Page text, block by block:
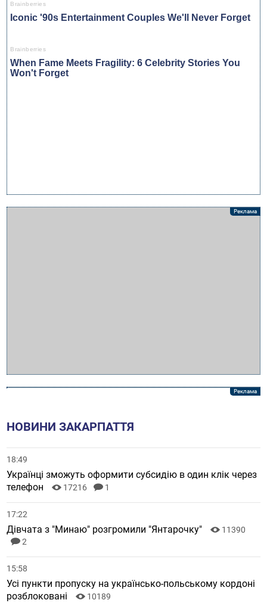
НОВИНИ ЗАКАРПАТТЯ
18:49
Українці зможуть оформити субсидію в один клік через
телефон
17216 1
17:22
Дівчата з "Минаю" розгромили "Янтарочку"
11390
2
15:58
Усі пункти пропуску на українсько-польському кордоні
розблоковані
10189